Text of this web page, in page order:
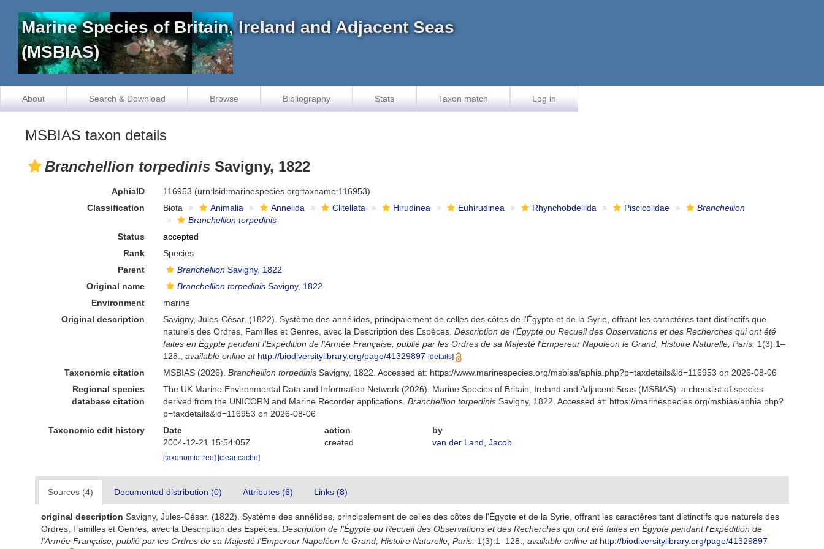
Marine Species of Britain, Ireland and Adjacent Seas
(MSBIAS)
About Search & Download Browse Bibliography Stats Taxon match Log in
MSBIAS taxon details
Branchellion torpedinis Savigny, 1822
AphiaID 116953 (urn:lsid:marinespecies.org:taxname:116953)
Classification
Biota Animalia Annelida Clitellata Hirudinea Euhirudinea Rhynchobdellida Piscicolidae
Branchellion
Branchellion torpedinis
Status
accepted
Rank
Species
Parent
Branchellion Savigny, 1822
Original name
Branchellion torpedinis Savigny, 1822
Environment
marine
Original description
Savigny, Jules-César. (1822). Système des annélides, principalement de celles des côtes de l'Égypte et de la Syrie, offrant les caractères tant distinctifs que
naturels des Ordres, Familles et Genres, avec la Description des Espèces.Description de l'Égypte ou Recueil des Observations et des Recherches qui ont été
faites en Égypte pendant l'Expédition de l'Armée Française, publié par les Ordres de sa Majesté l'Empereur Napoléon le Grand, Histoire Naturelle, Paris. 1(3):1–
128.
,available online at http://biodiversitylibrary.org/page/41329897 [details]
Taxonomic citation MSBIAS (2026).Branchellion torpedinis Savigny, 1822. Accessed at: https://www.marinespecies.org/msbias/aphia.php?p=taxdetails&id=116953 on 2026-08-06
Regional species
database citation
The UK Marine Environmental Data and Information Network (2026). Marine Species of Britain, Ireland and Adjacent Seas (MSBIAS): a checklist of species
derived from the UNICORN and Marine Recorder applications.Branchellion torpedinis Savigny, 1822. Accessed at: https://marinespecies.org/msbias/aphia.php?
p=taxdetails&id=116953 on 2026-08-06
Taxonomic edit history
Date action
by
2004-12-21 15:54:05Z
created van der Land, Jacob
[taxonomic tree] [clear cache]
Sources (4) Documented distribution (0) Attributes (6) Links (8)
original description Savigny, Jules-César. (1822). Système des annélides, principalement de celles des côtes de l'Égypte et de la Syrie, offrant les caractères tant distinctifs que naturels des
Ordres, Familles et Genres, avec la Description des Espèces. Description de l'Égypte ou Recueil des Observations et des Recherches qui ont été faites en Égypte pendant l'Expédition de
l'Armée Française, publié par les Ordres de sa Majesté l'Empereur Napoléon le Grand, Histoire Naturelle, Paris. 1(3):1–128. available online at http://biodiversitylibrary.org/page/41329897